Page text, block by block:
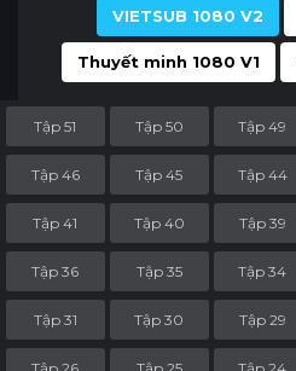
VIETSUB 1080 V2
Thuyết minh 1080 V1
Tập 51 Tập 50 Tập 49
Tập 46 Tập 45 Tập 44
Tập 41 Tập 40 Tập 39
Tập 36 Tập 35 Tập 34
Tập 31 Tập 30 Tập 29
Tập 26 Tập 25 Tập 24